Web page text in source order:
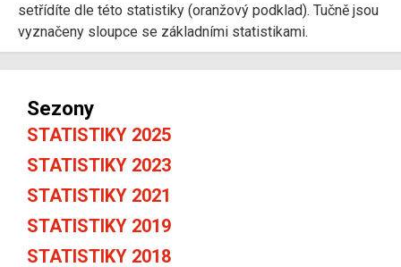
setřídíte dle této statistiky (oranžový podklad). Tučně jsou
vyznačeny sloupce se základními statistikami.
Sezony
STATISTIKY 2025
STATISTIKY 2023
STATISTIKY 2021
STATISTIKY 2019
STATISTIKY 2018